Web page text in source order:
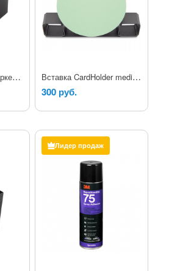
Коробочка III для маркеров Вставка CardHolder medium для средних кругов
300 руб.
Лидер продаж